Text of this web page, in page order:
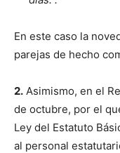
En este caso la
parejas de hecho
2. Asimismo, en el
de octubre, por el
Ley del Estatuto
al personal